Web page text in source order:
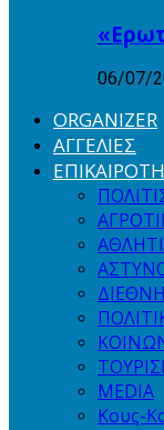
06/07/
ORGANIZER
ΑΓΓΕΛΙΕΣ
ΔΙΕΘΝΗ
MEDIA
Κους-